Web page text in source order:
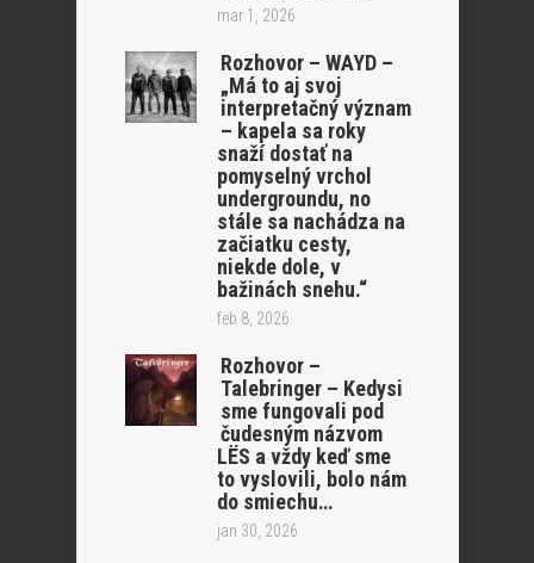
mar 1, 2026
Rozhovor – WAYD –
„Má to aj svoj
interpretačný význam
– kapela sa roky
snaží dostať na
pomyselný vrchol
undergroundu, no
stále sa nachádza na
začiatku cesty,
niekde dole, v
bažinách snehu.“
feb 8, 2026
Rozhovor –
Talebringer – Kedysi
sme fungovali pod
čudesným názvom
LËS a vždy keď sme
to vyslovili, bolo nám
do smiechu…
jan 30, 2026